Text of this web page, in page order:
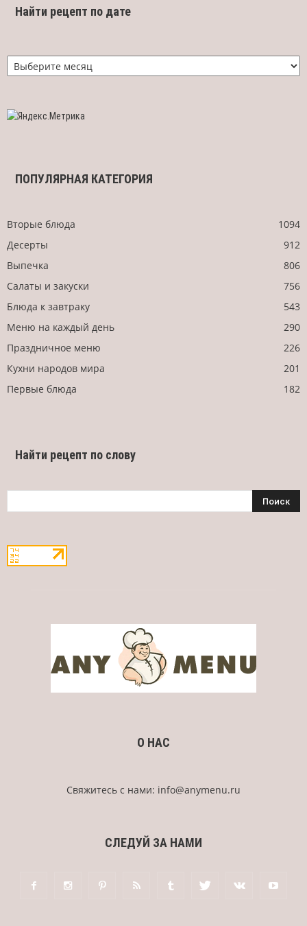
Найти рецепт по дате
Найти
рецепт
ПОПУЛЯРНАЯ КАТЕГОРИЯ
Вторые блюда
1094
Десерты
912
Выпечка
806
Салаты и закуски
756
Блюда к завтраку
543
Меню на каждый день
290
Праздничное меню
226
Кухни народов мира
201
Первые блюда
182
Найти рецепт по слову
О НАС
Свяжитесь с нами: info@anymenu.ru
СЛЕДУЙ ЗА НАМИ